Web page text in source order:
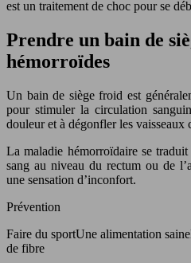
est un traitement de choc pour se
Prendre un bain de
hémorroïdes
Un bain de siège froid est
pour stimuler la circulation
douleur et à dégonfler les vaisseaux
La maladie hémorroïdaire se
sang au niveau du rectum ou de
une sensation d’inconfort.
Prévention
Faire du sportUne alimentation
de fibre